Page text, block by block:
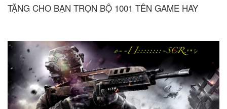
TẶNG CHO BẠN TRỌN BỘ 1001 TÊN GAME HAY